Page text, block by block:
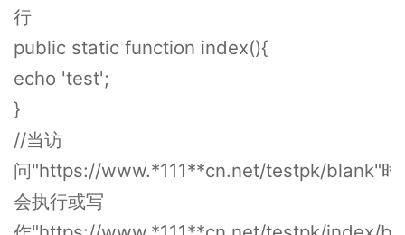
行
public static function index(){
echo 'test';
}
//当访
问"https://www.*111**cn.net/testpk/blank"时
会执行或写